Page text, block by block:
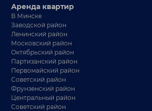
Аренда квартир
В Минске
Заводской район
Ленинский район
Московский район
Октябрьский район
Партизанский район
Первомайский район
Советский район
Фрунзенский район
Центральный район
Советский район